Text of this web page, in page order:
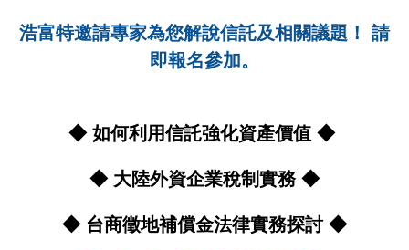
浩富特邀請專家為您解說信託及相關議題！ 請
即報名參加。
◆ 如何利用信託強化資產價值 ◆
◆ 大陸外資企業稅制實務◆
◆ 台商徵地補償金法律實務探討◆